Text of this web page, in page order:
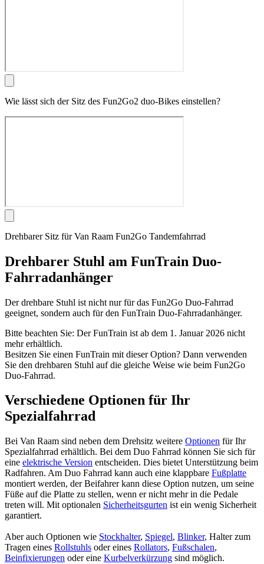
Wie lässt sich der Sitz des Fun2Go2 duo-Bikes einstellen?
Drehbarer Sitz für Van Raam Fun2Go Tandemfahrrad
Drehbarer Stuhl am FunTrain Duo-
Fahrradanhänger
Der drehbare Stuhl ist nicht nur für das Fun2Go Duo-Fahrrad
geeignet, sondern auch für den FunTrain Duo-Fahrradanhänger.
Bitte beachten Sie: Der FunTrain ist ab dem 1. Januar 2026 nicht
mehr erhältlich.
Besitzen Sie einen FunTrain mit dieser Option? Dann verwenden
Sie den drehbaren Stuhl auf die gleiche Weise wie beim Fun2Go
Duo-Fahrrad.
Verschiedene Optionen für Ihr
Spezialfahrrad
Bei Van Raam sind neben dem Drehsitz weitere Optionen für Ihr
Spezialfahrrad erhältlich. Bei dem Duo Fahrrad können Sie sich für
eine elektrische Version entscheiden. Dies bietet Unterstützung beim
Radfahren. Am Duo Fahrrad kann auch eine klappbare Fußplatte
montiert werden, der Beifahrer kann diese Option nutzen, um seine
Füße auf die Platte zu stellen, wenn er nicht mehr in die Pedale
treten will. Mit optionalen Sicherheitsgurten ist ein wenig Sicherheit
garantiert.
Aber auch Optionen wie Stockhalter, Spiegel, Blinker, Halter zum
Tragen eines Rollstuhls oder eines Rollators, Fußschalen,
Beinfixierungen oder eine Kurbelverkürzung sind möglich.